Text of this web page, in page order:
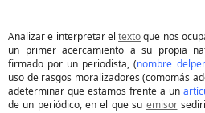
Analizar e interpretar eltextoque nos
un primer acercamiento a su propia
firmado por un periodista, (nombre
uso de rasgos moralizadores (comomás
adeterminar que estamos frente a un
de un periódico, en el que su emisor